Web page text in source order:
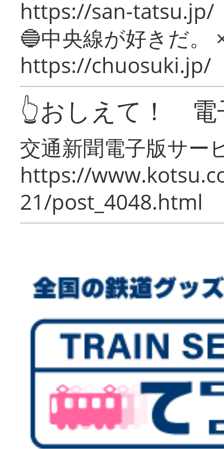
https://san-tatsu.jp/
🔵中央線が好きだ。
https://chuosuki.jp/
👆おしえて！ 電
交通新聞電子版サー
https://
21/post_4048.html